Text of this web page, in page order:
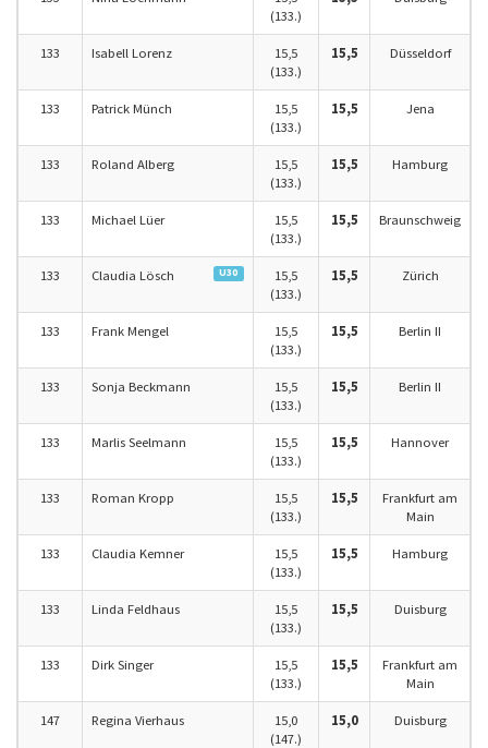
(133.)
133 Isabell Lorenz
15,5
(133.)
15,5 Düsseldorf
133 Patrick Münch
15,5
(133.)
15,5 Jena
133 Roland Alberg
15,5
(133.)
15,5 Hamburg
133 Michael Lüer
15,5
(133.)
15,5 Braunschweig
133 Claudia Lösch U30
15,5
(133.)
15,5 Zürich
133 Frank Mengel
15,5
(133.)
15,5 Berlin II
133 Sonja Beckmann
15,5
(133.)
15,5 Berlin II
133 Marlis Seelmann
15,5
(133.)
15,5 Hannover
133 Roman Kropp
15,5
(133.)
15,5
Frankfurt am
Main
133 Claudia Kemner
15,5
(133.)
15,5 Hamburg
133 Linda Feldhaus
15,5
(133.)
15,5 Duisburg
133 Dirk Singer
15,5
(133.)
15,5
Frankfurt am
Main
147 Regina Vierhaus
15,0
(147.)
15,0 Duisburg